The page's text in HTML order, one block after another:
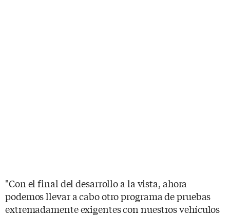
"Con el final del desarrollo a la vista, ahora
podemos llevar a cabo otro programa de pruebas
extremadamente exigentes con nuestros vehículos